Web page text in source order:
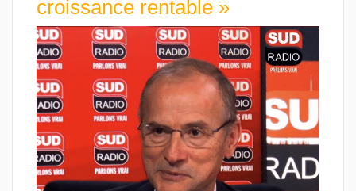
croissance rentable »